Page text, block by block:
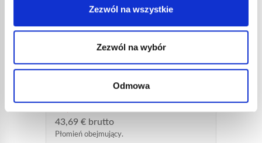
Zezwól na wszystkie
Zezwól na wybór
Odmowa
LANCA CERCOFLAM 4655
43,69 € brutto
Płomień obejmujący.